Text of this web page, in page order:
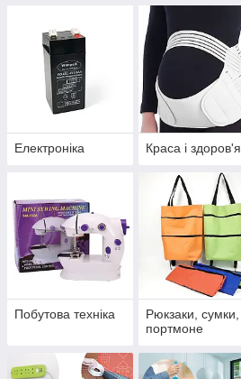
Електроніка Краса і здоров'я
Побутова техніка
Рюкзаки, сумки,
портмоне